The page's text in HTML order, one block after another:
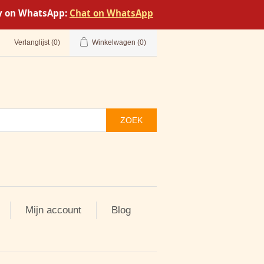
WhatsApp: Chat on WhatsApp
Verlanglijst (0) Winkelwagen (0)
ZOEK
Mijn account Blog